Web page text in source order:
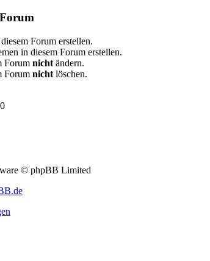
Forum erstellen.
in diesem Forum erstellen.
Forum nicht ändern.
Forum nicht löschen.
© phpBB Limited